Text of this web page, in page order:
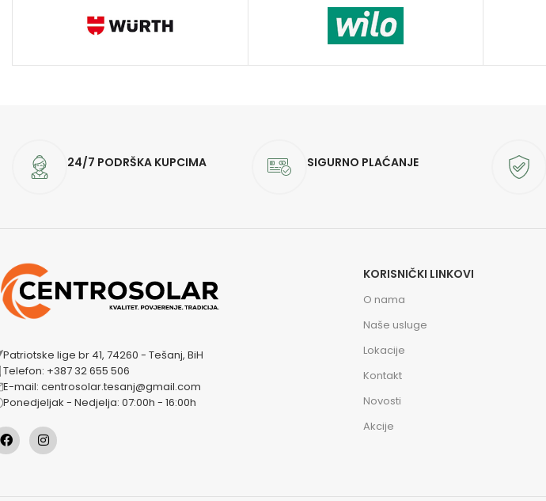
24/7 PODRŠKA KUPCIMA SIGURNO PLAĆANJE
Patriotske lige br 41, 74260 - Tešanj, BiH
Telefon: +387 32 655 506
E-mail: centrosolar.tesanj@gmail.com
Ponedjeljak - Nedjelja: 07:00h - 16:00h
KORISNIČKI LINKOVI
O nama
Naše usluge
Lokacije
Kontakt
Novosti
Akcije